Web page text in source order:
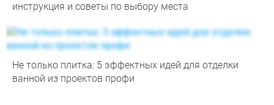
инструкция и советы по выбору места
Не только плитка: 5 эффектных идей для отделки
ванной из проектов профи